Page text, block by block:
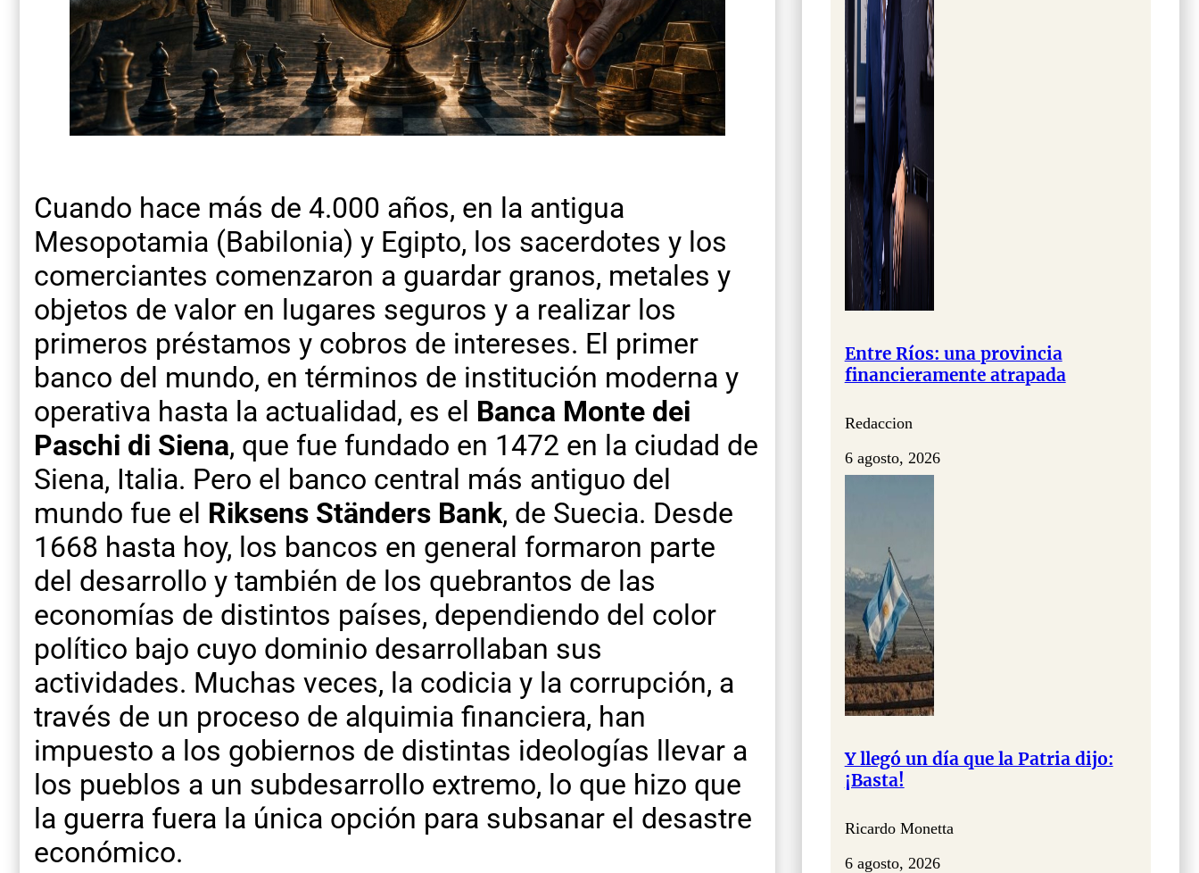
Cuando hace más de 4.000 años, en la antigua
Mesopotamia (Babilonia) y Egipto, los sacerdotes y los
comerciantes comenzaron a guardar granos, metales y
objetos de valor en lugares seguros y a realizar los
primeros préstamos y cobros de intereses. El primer
banco del mundo, en términos de institución moderna y
operativa hasta la actualidad, es el Banca Monte dei
Paschi di Siena, que fue fundado en 1472 en la ciudad de
Siena, Italia. Pero el banco central más antiguo del
mundo fue el Riksens Ständers Bank, de Suecia. Desde
1668 hasta hoy, los bancos en general formaron parte
del desarrollo y también de los quebrantos de las
economías de distintos países, dependiendo del color
político bajo cuyo dominio desarrollaban sus
actividades. Muchas veces, la codicia y la corrupción, a
través de un proceso de alquimia financiera, han
impuesto a los gobiernos de distintas ideologías llevar a
los pueblos a un subdesarrollo extremo, lo que hizo que
la guerra fuera la única opción para subsanar el desastre
económico.
Entre Ríos: una provincia
financieramente atrapada
Redaccion
6 agosto, 2026
Y llegó un día que la Patria dijo:
¡Basta!
Ricardo Monetta
6 agosto, 2026